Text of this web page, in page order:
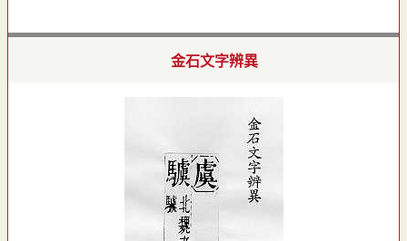
金石文字辨異